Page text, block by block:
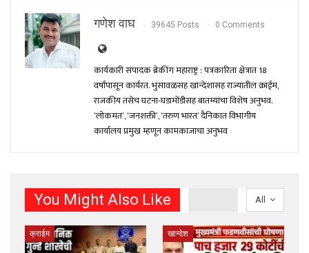
गणेश वाघ 39645 Posts 0 Comments
कार्यकारी संपादक ब्रेकींग महाराष्ट्र : पत्रकारिता क्षेत्रात 18
वर्षांपासून कार्यरत. भुसावळसह खान्देशासह राज्यातील क्राईम,
राजकीय तसेच घटना-घडामोंडीसह बातम्यांचा विशेष अनुभव.
‘लोकमत’, ‘जनशक्ती’, ‘तरुण भारत’ दैनिकात विभागीय
कार्यालय प्रमुख म्हणून कामकाजाचा अनुभव
All
You Might Also Like
क्राईम खान्देश